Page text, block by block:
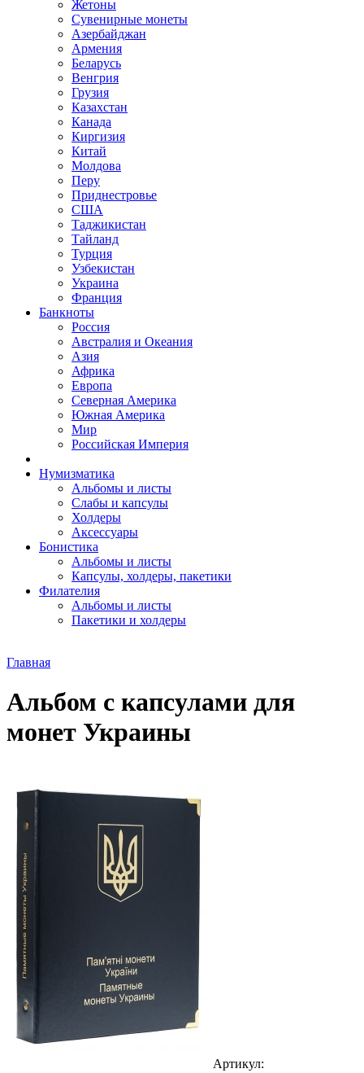
Жетоны
Сувенирные монеты
Азербайджан
Армения
Беларусь
Венгрия
Грузия
Казахстан
Канада
Киргизия
Китай
Молдова
Перу
Приднестровье
США
Таджикистан
Тайланд
Турция
Узбекистан
Украина
Франция
Банкноты
Россия
Австралия и Океания
Азия
Африка
Европа
Северная Америка
Южная Америка
Мир
Российская Империя
Нумизматика
Альбомы и листы
Слабы и капсулы
Холдеры
Аксессуары
Бонистика
Альбомы и листы
Капсулы, холдеры, пакетики
Филателия
Альбомы и листы
Пакетики и холдеры
Главная
Альбом с капсулами для
монет Украины
Артикул: